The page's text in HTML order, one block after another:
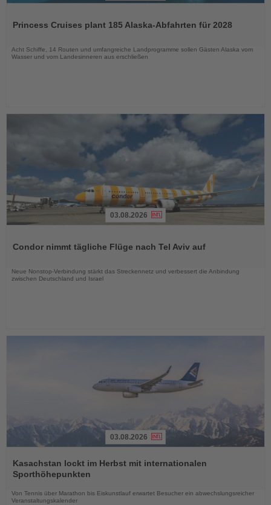
diePrincess Cruises plant 185 Alaska-Abfahrten für 2028
Acht Schiffe, 14 Routen und umfangreiche Landprogramme sollen Gästen Alaska vom
Wasser und vom Landesinneren aus erschließen
die
03.08.2026
Condor nimmt tägliche Flüge nach Tel Aviv auf
Neue Nonstop-Verbindung stärkt das Streckennetz und verbessert die Anbindung
zwischen Deutschland und Israel
Sie
die
Nachrichten
03.08.2026
Kasachstan lockt im Herbst mit internationalen
Sporthöhepunkten
Von Tennis über Marathon bis Eiskunstlauf erwartet Besucher ein abwechslungsreicher
Veranstaltungskalender